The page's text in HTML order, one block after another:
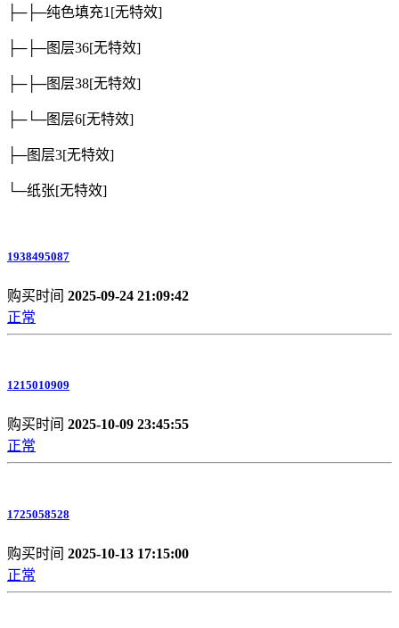
├─├─纯色填充1 [无特效]
├─├─图层36[无特效]
├─├─图层38[无特效]
├─└─图层6[无特效]
├─图层3[无特效]
└─纸张[无特效]
1938495087
购买时间 2025-09-24 21:09:42
正常
1215010909
购买时间 2025-10-09 23:45:55
正常
1725058528
购买时间 2025-10-13 17:15:00
正常